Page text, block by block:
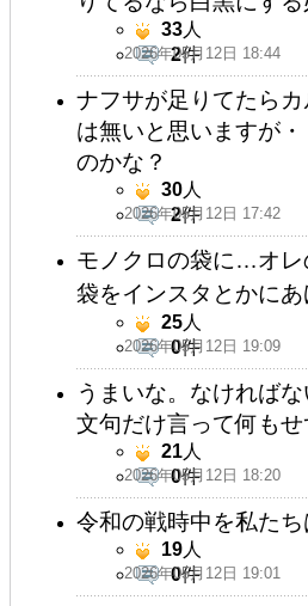
2026年05月12日 18:44
33人
2件
ナフサが足りてたら
は無いと思いますが
のかな？
2026年05月12日 17:42
30人
2件
モノクロの袋に…オレ
袋をインスタとかに
2026年05月12日 19:09
25人
0件
うまいな。なければ
文句だけ言って何も
2026年05月12日 18:20
21人
0件
令和の戦時中を私たち
2026年05月12日 19:01
19人
0件